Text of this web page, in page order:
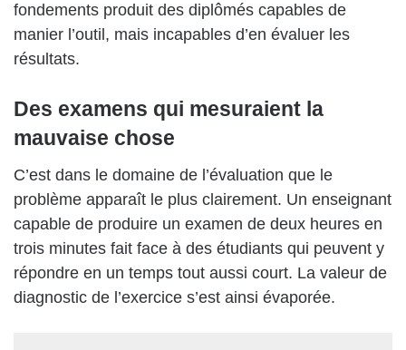
fondements produit des diplômés capables de
manier l’outil, mais incapables d’en évaluer les
résultats.
Des examens qui mesuraient la
mauvaise chose
C’est dans le domaine de l’évaluation que le
problème apparaît le plus clairement. Un enseignant
capable de produire un examen de deux heures en
trois minutes fait face à des étudiants qui peuvent y
répondre en un temps tout aussi court. La valeur de
diagnostic de l’exercice s’est ainsi évaporée.